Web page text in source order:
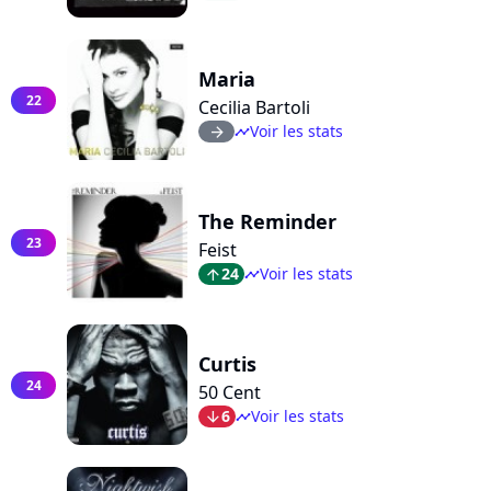
22
Maria
Cecilia Bartoli
arrow_right timelineVoir les stats
23
The Reminder
Feist
arrow_top24 timelineVoir les stats
24
Curtis
50 Cent
arrow_bot6 timelineVoir les stats